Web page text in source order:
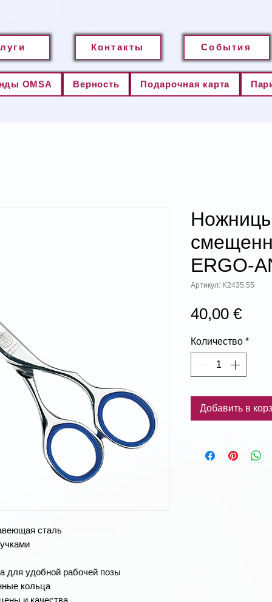
Контакты События
OMSA Верность Подарочная карта
сталь
для удобной рабочей позы
кольца
ERGO-
Артикул: K2435.55
40,00 €
Количество *
Добавить в